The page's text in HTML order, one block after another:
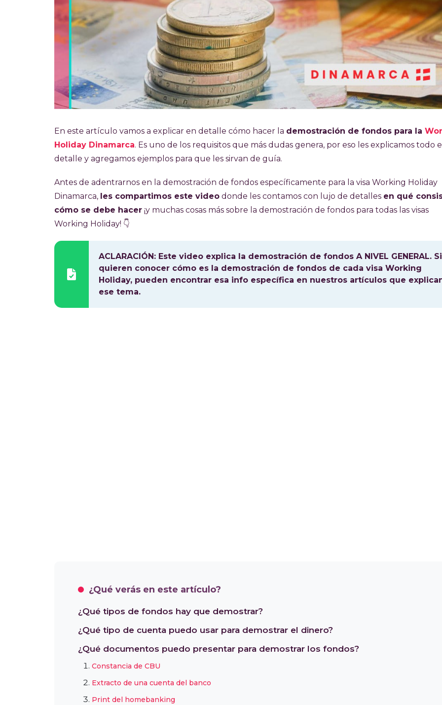
En este artículo vamos a explicar en detalle cómo hacer la demostración de fondos para la
Holiday Dinamarca. Es uno de los requisitos que más dudas genera, por eso les explicamos todo
detalle y agregamos ejemplos para que les sirvan de guía.
Antes de adentrarnos en la demostración de fondos específicamente para la visa Working Holiday
Dinamarca, les compartimos este video donde les contamos con lujo de detalles en qué
cómo se debe hacer ¡y muchas cosas más sobre la demostración de fondos para todas las visas
Working Holiday! 👇
ACLARACIÓN: Este video explica la demostración de fondos A NIVEL GENERAL. Si
quieren conocer cómo es la demostración de fondos de cada visa Working
Holiday, pueden encontrar esa info específica en nuestros artículos que
ese tema.
¿Qué verás en este artículo?
¿Qué tipos de fondos hay que demostrar?
¿Qué tipo de cuenta puedo usar para demostrar el dinero?
¿Qué documentos puedo presentar para demostrar los fondos?
Constancia de CBU
Extracto de una cuenta del banco
Print del homebanking